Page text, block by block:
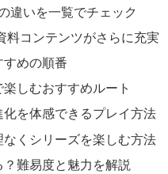
違いを一覧でチェック
料コンテンツがさらに充実
すめの順番
しむおすすめルート
を体感できるプレイ方法
くシリーズを楽しむ方法
難易度と魅力を解説